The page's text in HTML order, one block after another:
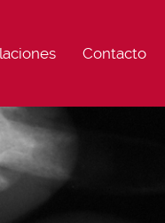
Contacto